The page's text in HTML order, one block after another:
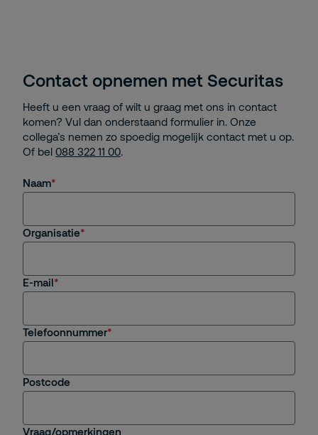
Contact opnemen met Securitas
Heeft u een vraag of wilt u graag met ons in contact
komen? Vul dan onderstaand formulier in. Onze
collega’s nemen zo spoedig mogelijk contact met u op.
Of bel 088 322 11 00.
Naam
Organisatie
E-mail
Telefoonnummer
Postcode
Vraag/opmerkingen